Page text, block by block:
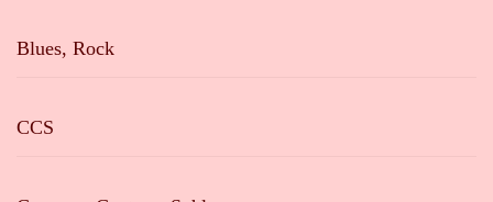
Blues, Rock
CCS